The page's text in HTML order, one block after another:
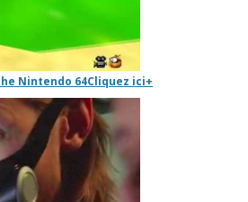
Nintendo 64Cliquez ici+